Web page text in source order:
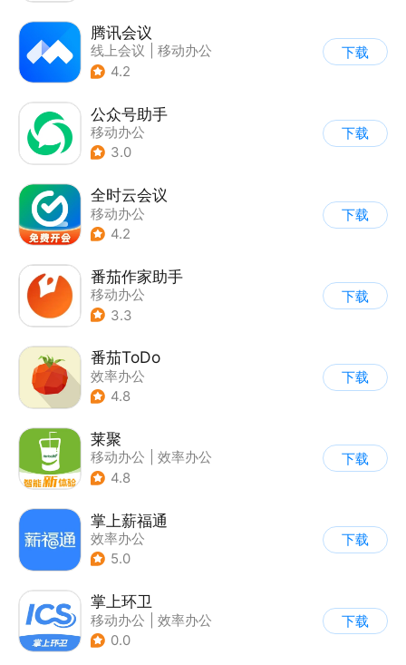
腾讯会议
线上会议
移动办公
4.2
下载
公众号助手
移动办公
3.0
下载
全时云会议
移动办公
4.2
下载
番茄作家助手
移动办公
3.3
下载
番茄ToDo
效率办公
4.8
下载
莱聚
移动办公
效率办公
4.8
下载
掌上薪福通
效率办公
5.0
下载
掌上环卫
移动办公
效率办公
0.0
下载